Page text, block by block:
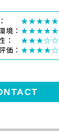
：★★★★★
境：★★★★★
性：★★★☆☆
価：★★★★☆